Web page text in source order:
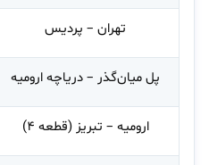
تهران – پردیس
پل میان‌گذر – دریاچه ارومیه
ارومیه – تبریز (قطعه ۴)